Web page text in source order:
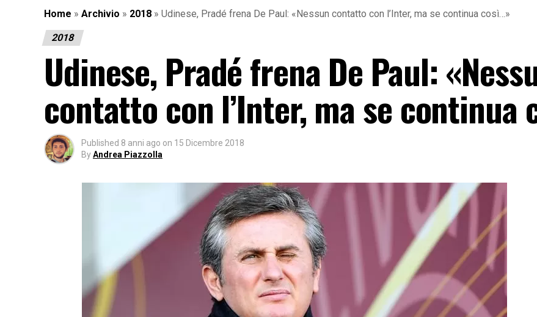
Home » Archivio » 2018 » Udinese, Pradé frena De Paul: «Nessun contatto con l’Inter, ma se continua così…»
2018
Udinese, Pradé frena De Paul:
contatto con l’Inter, ma se continua
Published 8 anni ago on 15 Dicembre 2018
ByAndrea Piazzolla